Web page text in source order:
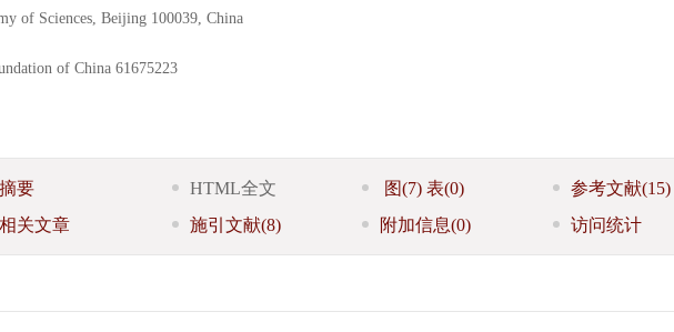
of Sciences, Beijing 100039, China
of China 61675223
摘要 HTML全文 图(7) 表(0) 参考文献(15)
相关文章
施引文献(8) 附加信息(0) 访问统计